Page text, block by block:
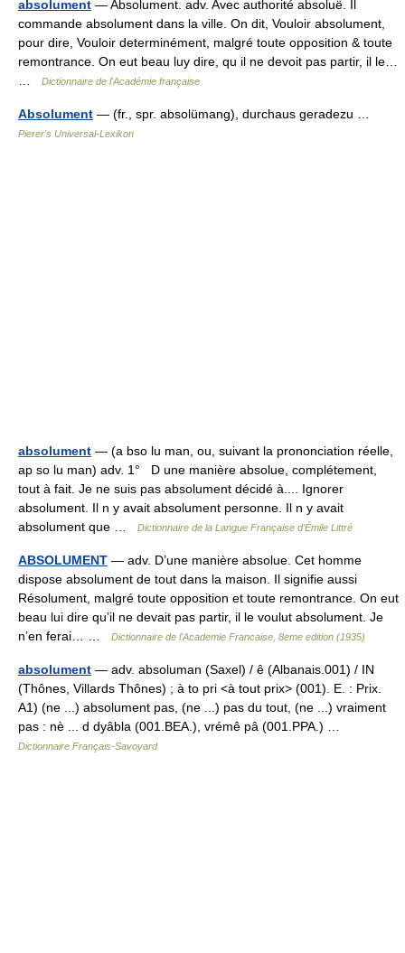
absolument — Absolument. adv. Avec authorité absoluë. Il
commande absolument dans la ville. On dit, Vouloir absolument,
pour dire, Vouloir determinément, malgré toute opposition & toute
remontrance. On eut beau luy dire, qu il ne devoit pas partir, il le…
Dictionnaire de l'Académie française
Absolument — (fr., spr. absolümang), durchaus geradezu …
Pierer's Universal-Lexikon
absolument — (a bso lu man, ou, suivant la prononciation réelle,
ap so lu man) adv. 1° D une manière absolue, complétement,
tout à fait. Je ne suis pas absolument décidé à.... Ignorer
absolument. Il n y avait absolument personne. Il n y avait
absolument que …
Dictionnaire de la Langue Française d'Émile Littré
ABSOLUMENT — adv. D’une manière absolue. Cet homme
dispose absolument de tout dans la maison. Il signifie aussi
Résolument, malgré toute opposition et toute remontrance. On eut
beau lui dire qu’il ne devait pas partir, il le voulut absolument. Je
n’en ferai… …
Dictionnaire de l'Academie Francaise, 8eme edition (1935)
absolument — adv. absoluman (Saxel) / ê (Albanais.001) / IN
(Thônes, Villards Thônes) ; à to pri <à tout prix> (001). E. : Prix.
A1) (ne ...) absolument pas, (ne ...) pas du tout, (ne ...) vraiment
pas : nè ... d dyâbla (001.BEA.), vrémê pâ (001.PPA.) …
Dictionnaire Français-Savoyard